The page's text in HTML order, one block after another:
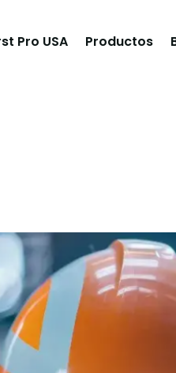
Pro USA Productos